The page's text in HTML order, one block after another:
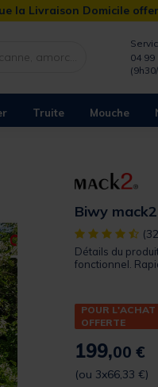
la Livraison Domicile
04 99
Truite Mouche
Biwy
[object Object]
Détails du
fonctionnel.
POUR
OFFERTE
199,00 €
(ou 3x66,33 €)